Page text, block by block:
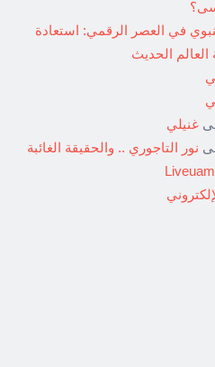
في العصر الرقمي: استعادة
الحديث
غنيلي
نور التاجوري .. والحقيقة الغائبة